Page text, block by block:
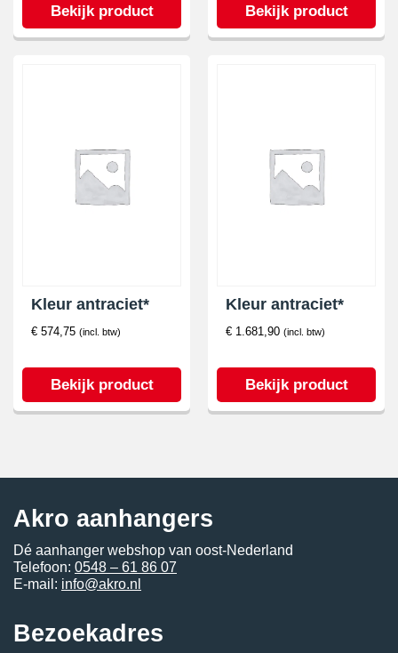
Bekijk product Bekijk product
Kleur antraciet*
€ 574,75 (incl. btw)
Bekijk product
Kleur antraciet*
€ 1.681,90 (incl. btw)
Bekijk product
Akro aanhangers
Dé aanhanger webshop van oost-Nederland
Telefoon: 0548 – 61 86 07
E-mail: info@akro.nl
Bezoekadres